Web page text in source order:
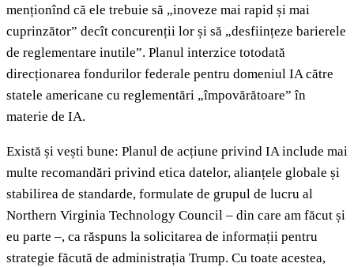
menționînd că ele trebuie să „inoveze mai rapid și mai
cuprinzător” decît concurenții lor și să „desființeze barierele
de reglementare inutile”. Planul interzice totodată
direcționarea fondurilor federale pentru domeniul IA către
statele americane cu reglementări „împovărătoare” în
materie de IA.
Există și vești bune: Planul de acțiune privind IA include mai
multe recomandări privind etica datelor, alianțele globale și
stabilirea de standarde, formulate de grupul de lucru al
Northern Virginia Technology Council – din care am făcut și
eu parte –, ca răspuns la solicitarea de informații pentru
strategie făcută de administrația Trump. Cu toate acestea,